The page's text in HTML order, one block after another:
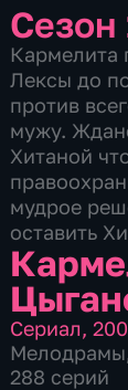
Сезон
Кармелита
Лексы до
против
мужу.
Хитаной
мудрое
оставить
Сериал,
Мелодрамы
288 серий